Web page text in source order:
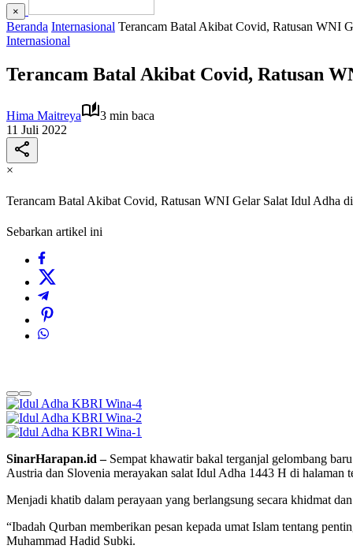
×
Beranda Internasional Terancam Batal Akibat Covid, Ratusan WNI
Internasional
Terancam Batal Akibat Covid, Ratusan
Hima Maitreya
3 min baca
11 Juli 2022
×
Terancam Batal Akibat Covid, Ratusan WNI Gelar Salat Idul Adha
Sebarkan artikel ini
SinarHarapan.id –Sempat khawatir bakal terganjal gelombang
Austria dan Slovenia merayakan salat Idul Adha 1443 H di
Menjadi khatib dalam perayaan yang berlangsung secara khidmat
“Ibadah Qurban memberikan pesan kepada umat Islam tentang
Muhammad Hadid Subki.